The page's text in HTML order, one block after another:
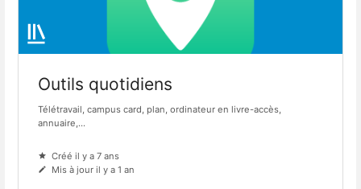
Outils quotidiens
Télétravail, campus card, plan, ordinateur en livre-accès,
annuaire,...
Créé il y a 7 ans
Mis à jour il y a 1 an